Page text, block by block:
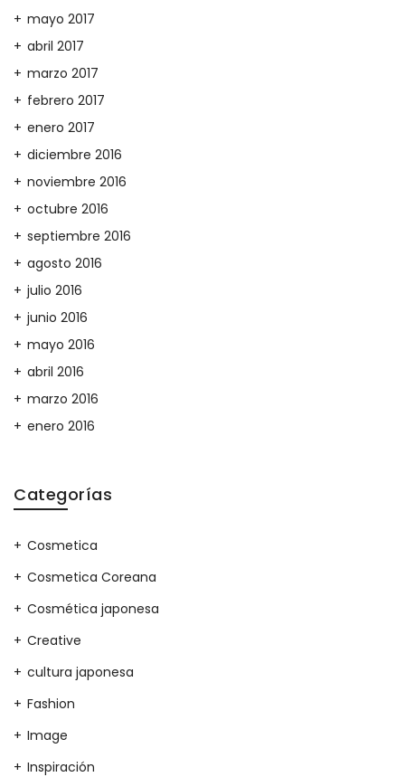
mayo 2017
abril 2017
marzo 2017
febrero 2017
enero 2017
diciembre 2016
noviembre 2016
octubre 2016
septiembre 2016
agosto 2016
julio 2016
junio 2016
mayo 2016
abril 2016
marzo 2016
enero 2016
Categorías
Cosmetica
Cosmetica Coreana
Cosmética japonesa
Creative
cultura japonesa
Fashion
Image
Inspiración